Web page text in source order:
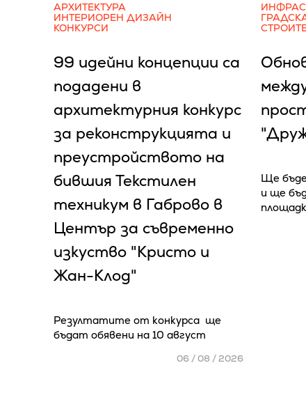
АРХИТЕКТУРА
ИНТЕРИОРЕН ДИЗАЙН
КОНКУРСИ
99 идейни концепции са
подадени в
архитектурния конкурс
за реконструкцията и
преустройството на
бившия Текстилен
техникум в Габрово в
Център за съвременно
изкуство "Кристо и
Жан-Клод"
Резултатите от конкурса ще
бъдат обявени на 10 август
06 / 08 / 2026
Ще
и ще